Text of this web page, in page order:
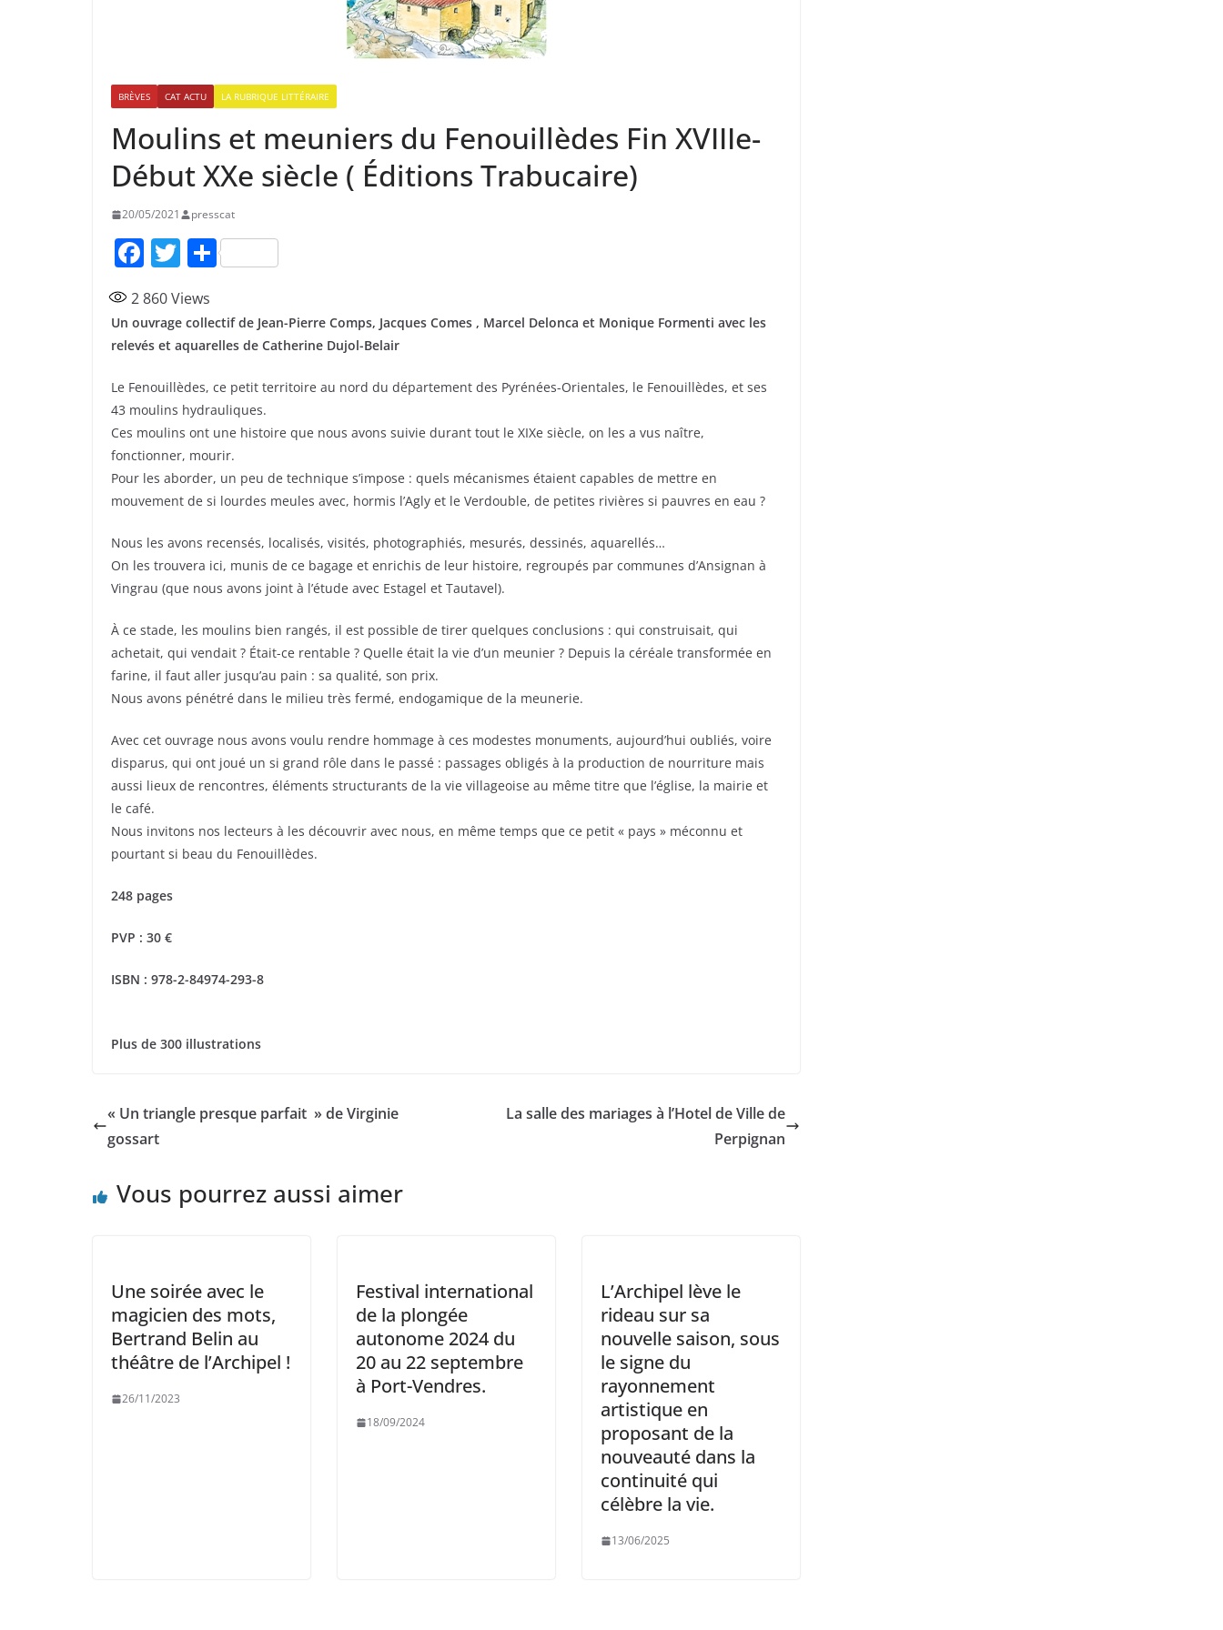
BRÈVES CAT ACTU LA RUBRIQUE LITTÉRAIRE
Moulins et meuniers du Fenouillèdes Fin XVIIIe-
Début XXe siècle ( Éditions Trabucaire)
20/05/2021 presscat
F
c
e
o
o
k
T
w
itt
er
P
ta
g
2 860Views
Un ouvrage collectif de Jean-Pierre Comps, Jacques Comes , Marcel Delonca et Monique Formenti avec les
relevés et aquarelles de Catherine Dujol-Belair
Le Fenouillèdes, ce petit territoire au nord du département des Pyrénées-Orientales, le Fenouillèdes, et ses
43 moulins hydrauliques.
Ces moulins ont une histoire que nous avons suivie durant tout le XIXe siècle, on les a vus naître,
fonctionner, mourir.
Pour les aborder, un peu de technique s’impose : quels mécanismes étaient capables de mettre en
mouvement de si lourdes meules avec, hormis l’Agly et le Verdouble, de petites rivières si pauvres en eau ?
Nous les avons recensés, localisés, visités, photographiés, mesurés, dessinés, aquarellés…
On les trouvera ici, munis de ce bagage et enrichis de leur histoire, regroupés par communes d’Ansignan à
Vingrau (que nous avons joint à l’étude avec Estagel et Tautavel).
À ce stade, les moulins bien rangés, il est possible de tirer quelques conclusions : qui construisait, qui
achetait, qui vendait ? Était-ce rentable ? Quelle était la vie d’un meunier ? Depuis la céréale transformée en
farine, il faut aller jusqu’au pain : sa qualité, son prix.
Nous avons pénétré dans le milieu très fermé, endogamique de la meunerie.
Avec cet ouvrage nous avons voulu rendre hommage à ces modestes monuments, aujourd’hui oubliés, voire
disparus, qui ont joué un si grand rôle dans le passé : passages obligés à la production de nourriture mais
aussi lieux de rencontres, éléments structurants de la vie villageoise au même titre que l’église, la mairie et
le café.
Nous invitons nos lecteurs à les découvrir avec nous, en même temps que ce petit « pays » méconnu et
pourtant si beau du Fenouillèdes.
248 pages
PVP : 30 €
ISBN : 978-2-84974-293-8
Plus de 300 illustrations
« Un triangle presque parfait » de Virginie
gossart
La salle des mariages à l’Hotel de Ville de
Perpignan
Vous pourrez aussi aimer
Une soirée avec le
magicien des mots,
Bertrand Belin au
théâtre de l’Archipel !
26/11/2023
Festival international
de la plongée
autonome 2024 du
20 au 22 septembre
à Port-Vendres.
18/09/2024
L’Archipel lève le
rideau sur sa
nouvelle saison, sous
le signe du
rayonnement
artistique en
proposant de la
nouveauté dans la
continuité qui
célèbre la vie.
13/06/2025